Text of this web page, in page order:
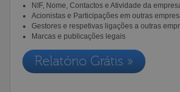
NIF, Nome, Contactos e Atividade da
Acionistas e Participações em outras
Gestores e respetivas ligações a outras
Marcas e publicações legais
Relatório Grátis »